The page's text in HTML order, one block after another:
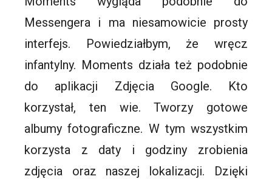
Messengera i ma niesamowicie prosty
interfejs. Powiedziałbym, że wręcz
infantylny. Moments działa też podobnie
do aplikacji Zdjęcia Google. Kto
korzystał, ten wie. Tworzy gotowe
albumy fotograficzne. W tym wszystkim
korzysta z daty i godziny zrobienia
zdjęcia oraz naszej lokalizacji. Dzięki